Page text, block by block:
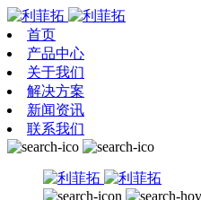
首页
产品中心
关于我们
解决方案
新闻资讯
联系我们